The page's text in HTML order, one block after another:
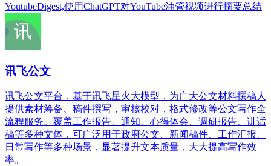
YoutubeDigest,使用ChatGPT对YouTube油管视频进行摘要总结
讯飞公文
讯飞公文平台，基于讯飞星火大模型，为广大公文材料撰稿人
提供素材筹备、稿件撰写，审核校对，格式修改等公文写作全
流程服务。覆盖工作报告、通知、心得体会、调研报告、讲话
稿等多种文体，可广泛用于政府公文、新闻稿件、工作汇报、
日常写作等多种场景，显著提升文本质量，大大提高写作效
率。